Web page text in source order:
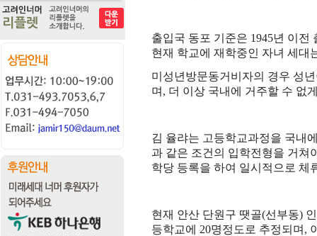
출입국 동포 기준은 1945년 이전
현재 학교에 재학중인 자녀 세대
미성년방문동거비자의 경우 성
며, 더 이상 국내에 거주할 수 없
김 율랴는 고등학교과정을 국내
과 같은 조건의 입학전형을 거쳐
학당 등록을 하여 일시적으로 체
현재 안산 단원구 땟골(선부동)
등학교에 20명정도로 추정되며,